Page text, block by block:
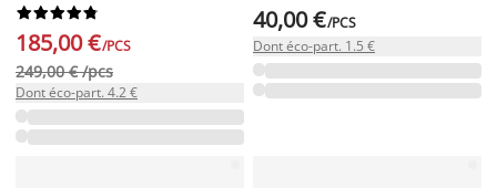






185,00 €/PCS
249,00 € /pcs
Dont éco-part. 4.2 €
40,00 €/PCS
Dont éco-part. 1.5 €